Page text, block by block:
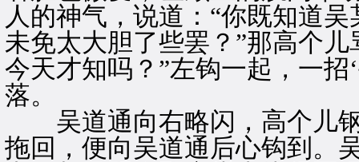
人的神气，说道：“你既知道
未免太大胆了些罢？”那高个
今天才知吗？”左钩一起，一招
落。
吴道通向右略闪，高个儿钢
拖回，便向吴道通后心钩到。